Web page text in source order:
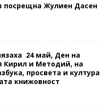
посрещна Жулиен Дасен
24 май, Ден на
Кирил и Методий, на
просвета и култура
книжовност